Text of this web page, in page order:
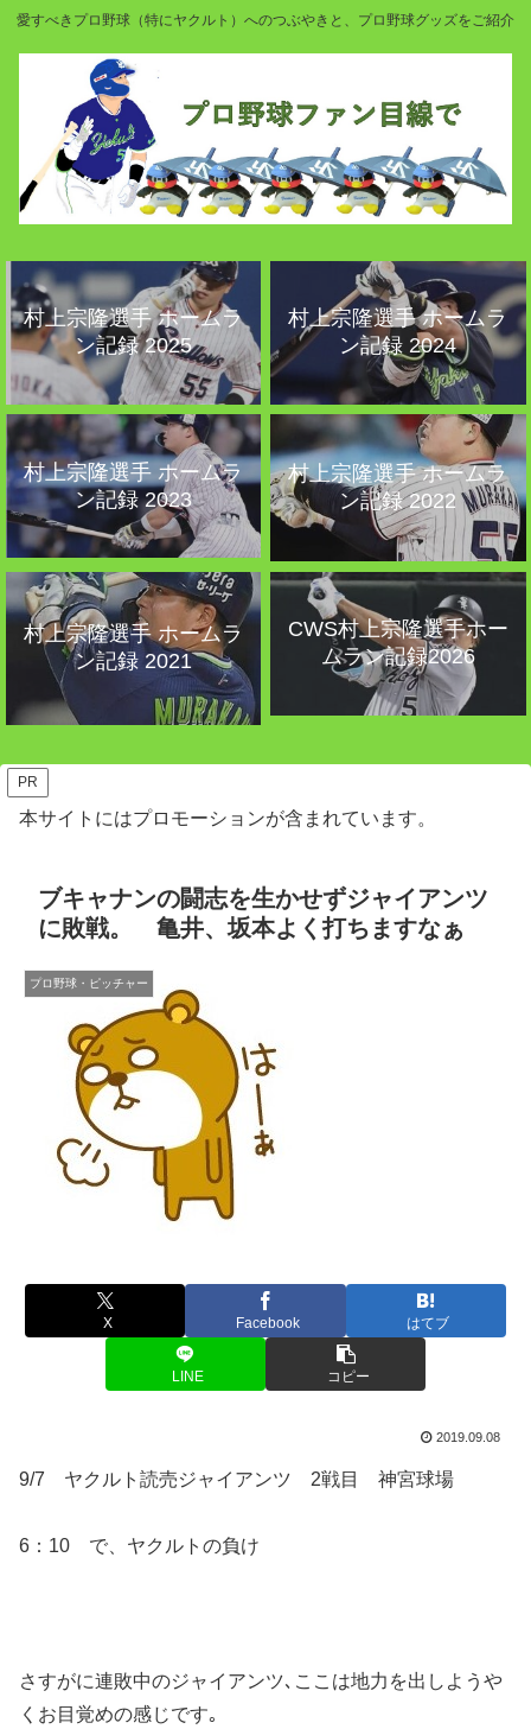
愛すべきプロ野球（特にヤクルト）へのつぶやきと、プロ野球グッズをご紹介
村上宗隆選手 ホームラ
ン記録 2025
村上宗隆選手 ホームラ
ン記録 2024
村上宗隆選手 ホームラ
ン記録 2023
村上宗隆選手 ホームラ
ン記録 2022
村上宗隆選手 ホームラ
ン記録 2021
CWS村上宗隆選手ホー
ムラン記録2026
PR
本サイトにはプロモーションが含まれています。
ブキャナンの闘志を生かせずジャイアンツ
に敗戦。 亀井、坂本よく打ちますなぁ
プロ野球・ピッチャー
X Facebook はてブ
LINE コピー
2019.09.08
9/7 ヤクルト読売ジャイアンツ 2戦目 神宮球場
6：10 で、ヤクルトの負け
さすがに連敗中のジャイアンツ､ここは地力を出しようや
くお目覚めの感じです｡